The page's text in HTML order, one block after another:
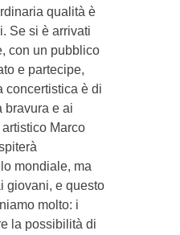
qualità è
Se si è arrivati
con un pubblico
e partecipe,
concertistica è di
bravura e ai
Marco
mondiale, ma
giovani, e questo
molto: i
la possibilità di